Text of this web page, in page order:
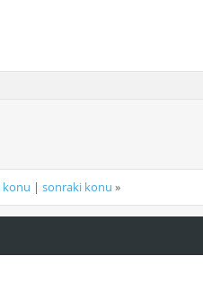
konu | sonraki konu »